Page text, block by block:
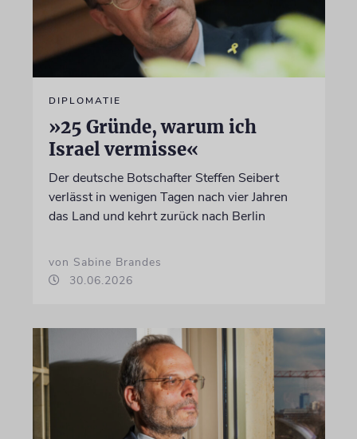
DIPLOMATIE
»25 Gründe, warum ich
Israel vermisse«
Der deutsche Botschafter Steffen Seibert
verlässt in wenigen Tagen nach vier Jahren
das Land und kehrt zurück nach Berlin
von Sabine Brandes
30.06.2026